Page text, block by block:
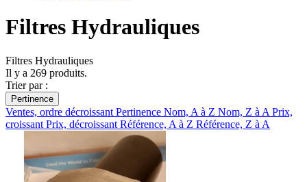
Filtres Hydrauliques
Filtres Hydrauliques
Il y a 269 produits.
Trier par :
Pertinence
Ventes, ordre décroissant Pertinence Nom, A à Z Nom, Z à A Prix,
croissant Prix, décroissant Référence, A à Z Référence, Z à A